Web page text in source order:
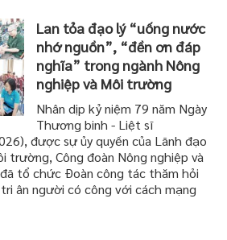
Lan tỏa đạo lý “uống nước
nhớ nguồn”, “đền ơn đáp
nghĩa” trong ngành Nông
nghiệp và Môi trường
Nhân dịp kỷ niệm 79 năm Ngày
Thương binh - Liệt sĩ
được sự ủy quyền của Lãnh đạo
trường, Công đoàn Nông nghiệp và
tổ chức Đoàn công tác thăm hỏi
ân người có công với cách mạng